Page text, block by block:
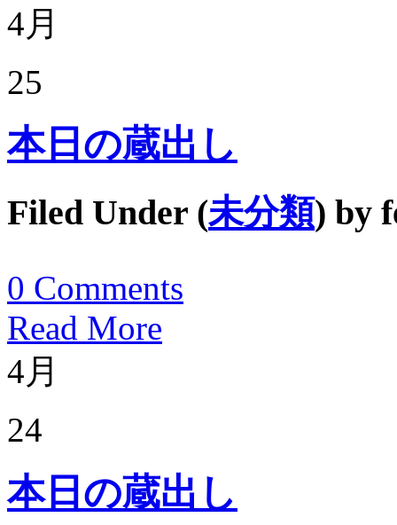
4月
25
本日の蔵出し
Filed Under (未分類) by
0 Comments
Read More
4月
24
本日の蔵出し